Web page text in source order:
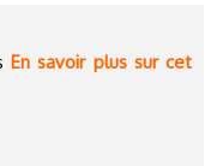
En savoir plus sur cet